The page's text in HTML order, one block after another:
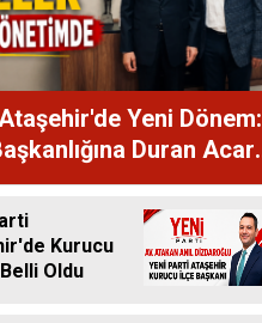
Yeni Dönem:
Duran Acar
Kurucu
Oldu